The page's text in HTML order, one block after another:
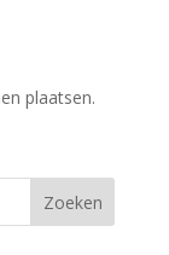
plaatsen.